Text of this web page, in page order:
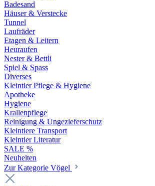
Badesand
Häuser & Verstecke
Tunnel
Laufräder
Etagen & Leitern
Heuraufen
Nester & Bettli
Spiel & Spass
Diverses
Kleintier Pflege & Hygiene
Apotheke
Hygiene
Krallenpflege
Reinigung & Ungezieferschutz
Kleintiere Transport
Kleintier Literatur
SALE %
Neuheiten
Zur Kategorie Vögel